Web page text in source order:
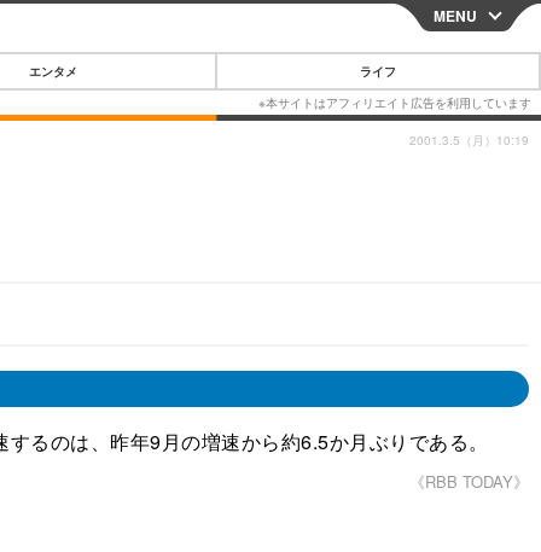
CLOSE
スポーツ
MENU
エンタメ ライフ
2001.3.5（月）10:19
るのは、昨年9月の増速から約6.5か月ぶりである。
《RBB TODAY》